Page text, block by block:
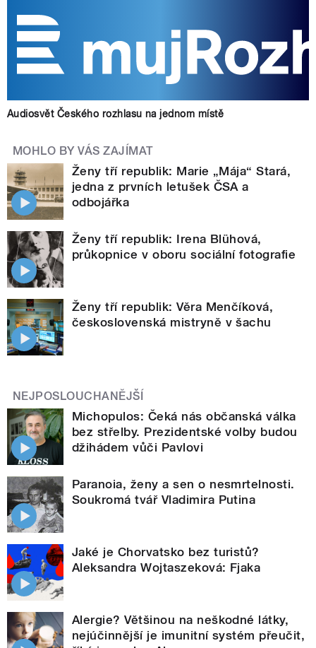
Audiosvět Českého rozhlasu na jednom místě
MOHLO BY VÁS ZAJÍMAT
Ženy tří republik: Marie „Mája“ Stará,
jedna z prvních letušek ČSA a
odbojářka
Ženy tří republik: Irena Blühová,
průkopnice v oboru sociální fotografie
Ženy tří republik: Věra Menčíková,
československá mistryně v šachu
NEJPOSLOUCHANĚJŠÍ
Michopulos: Čeká nás občanská válka
bez střelby. Prezidentské volby budou
džihádem vůči Pavlovi
Paranoia, ženy a sen o nesmrtelnosti.
Soukromá tvář Vladimira Putina
Jaké je Chorvatsko bez turistů?
Aleksandra Wojtaszeková: Fjaka
Alergie? Většinou na neškodné látky,
nejúčinnější je imunitní systém přeučit,